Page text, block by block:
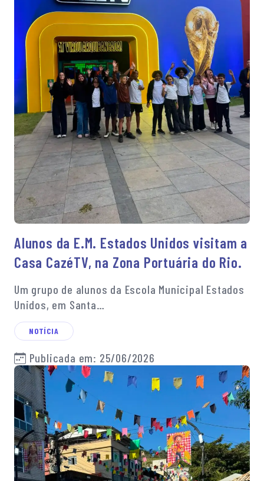
Alunos da E.M. Estados Unidos visitam a
Casa CazéTV, na Zona Portuária do Rio.
Um grupo de alunos da Escola Municipal Estados
Unidos, em Santa…
NOTÍCIA
Publicada em: 25/06/2026